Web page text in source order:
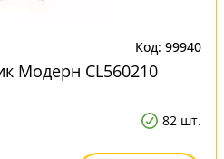
Код: 99940
Модерн CL560210
82 шт.